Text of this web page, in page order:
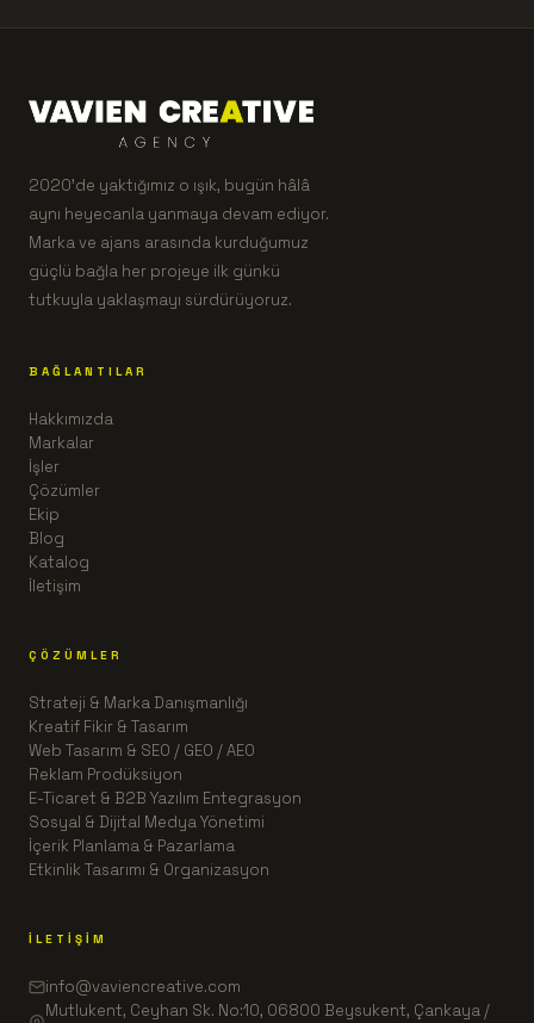
2020'de yaktığımız o ışık, bugün hâlâ
aynı heyecanla yanmaya devam ediyor.
Marka ve ajans arasında kurduğumuz
güçlü bağla her projeye ilk günkü
tutkuyla yaklaşmayı sürdürüyoruz.
BAĞLANTILAR
Hakkımızda
Markalar
İşler
Çözümler
Ekip
Blog
Katalog
İletişim
ÇÖZÜMLER
Strateji & Marka Danışmanlığı
Kreatif Fikir & Tasarım
Web Tasarım & SEO / GEO / AEO
Reklam Prodüksiyon
E-Ticaret & B2B Yazılım Entegrasyon
Sosyal & Dijital Medya Yönetimi
İçerik Planlama & Pazarlama
Etkinlik Tasarımı & Organizasyon
İLETIŞIM
info@vaviencreative.com
Mutlukent, Ceyhan Sk. No:10, 06800 Beysukent, Çankaya /